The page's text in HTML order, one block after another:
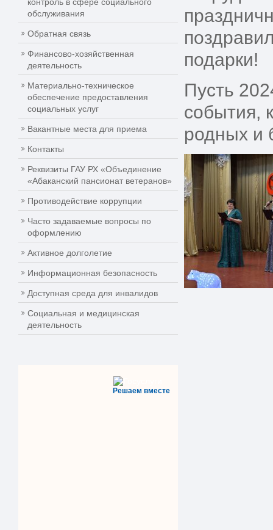
обслуживания
Обратная связь
Финансово-хозяйственная
деятельность
Материально-техническое
обеспечение предоставления
социальных услуг
Вакантные места для приема
Контакты
Реквизиты ГАУ РХ «Объединение
«Абаканский пансионат ветеранов»
Противодействие коррупции
Часто задаваемые вопросы по
оформлению
Активное долголетие
Информационная безопасность
Доступная среда для инвалидов
Социальная и медицинская
деятельность
Решаем вместе
подарки!
Пусть
события,
родных и